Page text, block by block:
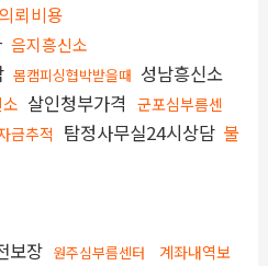
뢰비용
음지흥신소
몸캠피싱협박받을때 성남흥신소
살인청부가격
군포심부름센
금추적 탐정사무실24시상담 불
보장 원주심부름센터
계좌내역보